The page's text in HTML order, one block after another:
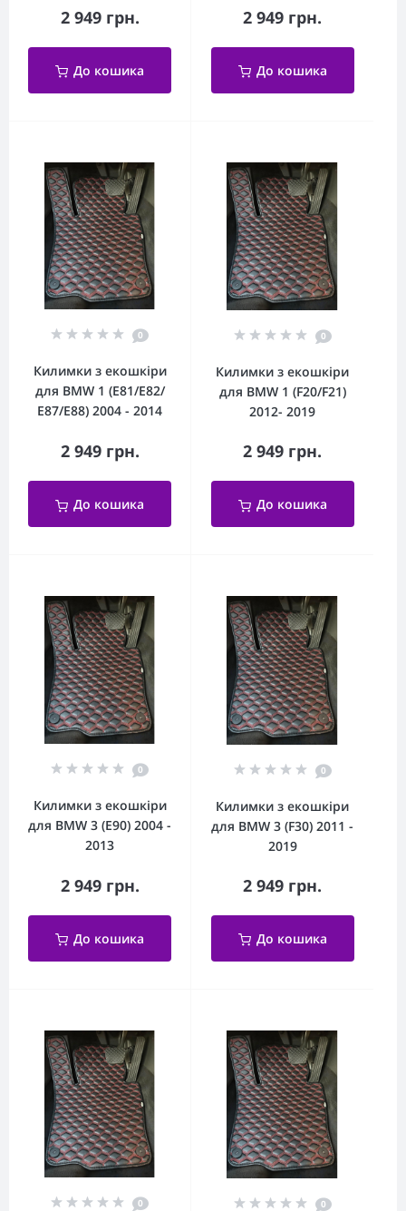
2 949 грн.
До кошика
2 949 грн.
До кошика
0
Килимки з екошкіри
для BMW 1 (E81/E82/
Е87/E88) 2004 - 2014
2 949 грн.
До кошика
0
Килимки з екошкіри
для BMW 1 (F20/F21)
2012- 2019
2 949 грн.
До кошика
0
Килимки з екошкіри
для BMW 3 (E90) 2004 -
2013
2 949 грн.
До кошика
0
Килимки з екошкіри
для BMW 3 (F30) 2011 -
2019
2 949 грн.
До кошика
0 0